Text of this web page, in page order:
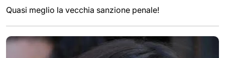
Quasi meglio la vecchia sanzione penale!